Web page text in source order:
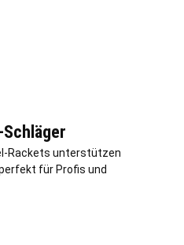
Rackets unterstützen
für Profis und